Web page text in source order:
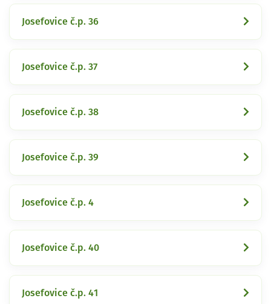
Josefovice č.p. 36
Josefovice č.p. 37
Josefovice č.p. 38
Josefovice č.p. 39
Josefovice č.p. 4
Josefovice č.p. 40
Josefovice č.p. 41